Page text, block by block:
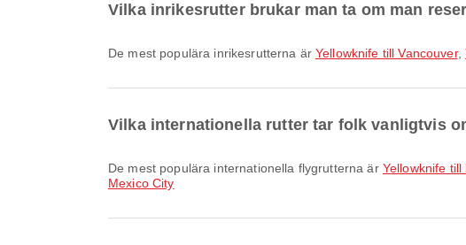
Vilka inrikesrutter brukar man ta om man
De mest populära inrikesrutterna ärYellowknife till Vancouver,
Vilka internationella rutter tar folk vanligtvis
De mest populära internationella flygrutterna är Yellowknife till
Mexico City